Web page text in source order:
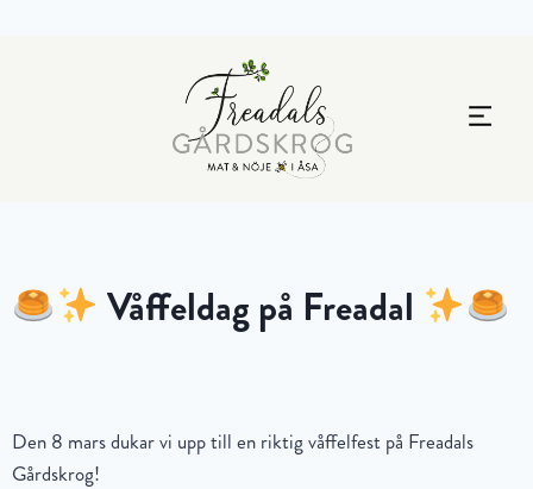
Våffeldag på Freadal
Den 8 mars dukar vi upp till en riktig våffelfest på Freadals
Gårdskrog!